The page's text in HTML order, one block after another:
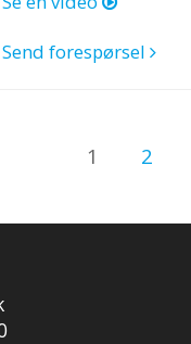
Send forespørsel
1 2